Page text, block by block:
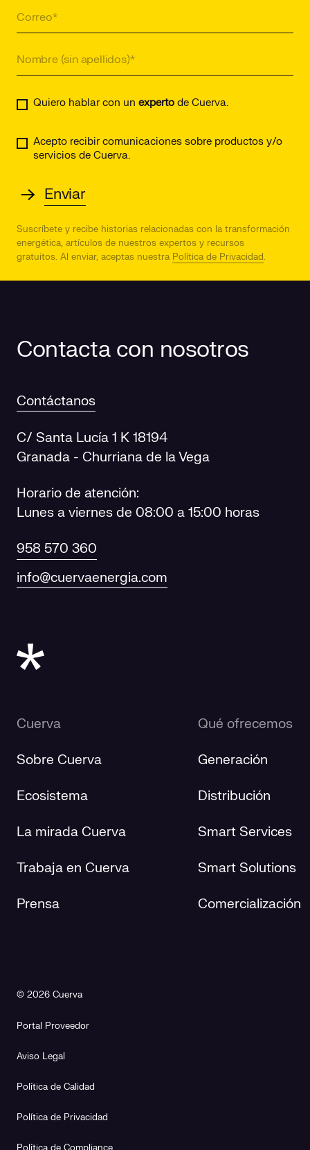
Quiero hablar con un experto de Cuerva.
Acepto recibir comunicaciones sobre productos y/o
servicios de Cuerva.
Suscríbete y recibe historias relacionadas con la transformación
energética, artículos de nuestros expertos y recursos
gratuitos. Al enviar, aceptas nuestra Política de Privacidad.
Contacta con nosotros
Contáctanos
C/ Santa Lucía 1 K 18194
Granada - Churriana de la Vega
Horario de atención:
Lunes a viernes de 08:00 a 15:00 horas
958 570 360
info@cuervaenergia.com
Cuerva
Sobre Cuerva
Ecosistema
La mirada Cuerva
Trabaja en Cuerva
Prensa
Qué ofrecemos
Generación
Distribución
Smart Services
Smart Solutions
Comercialización
© 2026 Cuerva
Portal Proveedor
Aviso Legal
Política de Calidad
Política de Privacidad